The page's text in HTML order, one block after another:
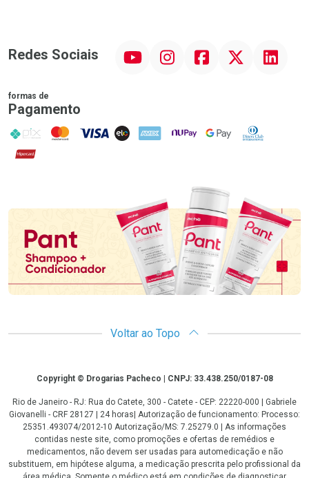
Redes Sociais InstagramFacebook Linkedin
formas de
Pagamento
PIX MasterCard
VISA ELO AMEX NuPay Google PayDiners Club
Hipercard
Promoção em Destaque
Voltar ao Topo
CopyrightCopyright © Drogarias Pacheco | CNPJ: 33.438.250/0187-08
Rio de Janeiro - RJ: Rua do Catete, 300 - Catete - CEP: 22220-000 | Gabriele
Giovanelli - CRF 28127 | 24 horas| Autorização de funcionamento: Processo:
25351.493074/2012-10 Autorização/MS: 7.25279.0 | As informações
contidas neste site, como promoções e ofertas de remédios e
medicamentos, não devem ser usadas para automedicação e não
substituem, em hipótese alguma, a medicação prescrita pelo profissional da